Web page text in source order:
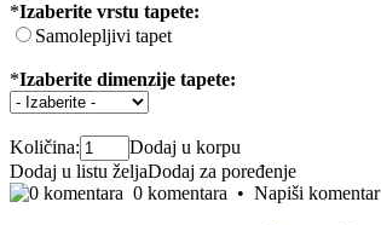
*Izaberite vrstu tapete:
Samolepljivi tapet
*Izaberite dimenzije tapete:
Količina:
Dodaj u korpu
Dodaj u listu željaDodaj za poređenje
0 komentara • Napiši komentar